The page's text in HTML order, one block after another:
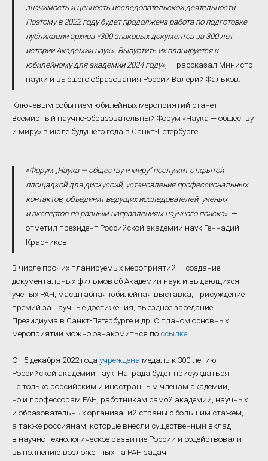
значимость и ценность исследовательской деятельности.
Поэтому в 2022 году будет продолжена работа по подготовке
публикации архива «300 знаковых документов за 300 лет
истории Академии наук». Выпустить их планируется к
юбилейному для академии 2024 году», — рассказал Министр
науки и высшего образования России Валерий Фальков.
Ключевым событием юбилейных мероприятий станет
Всемирный научно-образовательный Форум «Наука — обществу
и миру» в июле будущего года в Санкт-Петербурге.
«Форум „Наука — обществу и миру“ послужит открытой
площадкой для дискуссий, установления профессиональных
контактов, объединит ведущих исследователей, учёных
и экспертов по разным направлениям научного поиска», —
отметил президент Российской академии наук Геннадий
Красников.
В числе прочих планируемых мероприятий — создание
документальных фильмов об Академии наук и выдающихся
ученых РАН, масштабная юбилейная выставка, присуждение
премий за научные достижения, выездное заседание
Президиума в Санкт-Петербурге и др. С планом основных
мероприятий можно ознакомиться по ссылке
От 5 декабря 2022 года учреждена медаль к 300-летию
Российской академии наук. Награда будет присуждаться
не только российским и иностранным членам академии,
но и профессорам РАН, работникам самой академии, научных
и образовательных организаций страны с большим стажем,
а также россиянам, которые внесли существенный вклад
в научно-технологическое развитие России и содействовали
выполнению возложенных на РАН задач.